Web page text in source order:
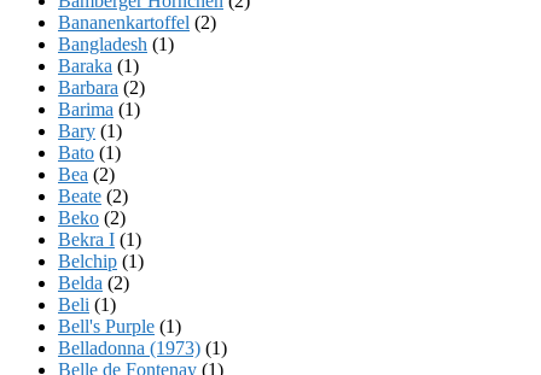
Bananenkartoffel (2)
Bangladesh (1)
Baraka (1)
Barbara (2)
Barima (1)
Bary (1)
Bato (1)
Bea (2)
Beate (2)
Beko (2)
Bekra I (1)
Belchip (1)
Belda (2)
Beli (1)
Bell's Purple (1)
Belladonna (1973) (1)
Belle de Fontenay (1)